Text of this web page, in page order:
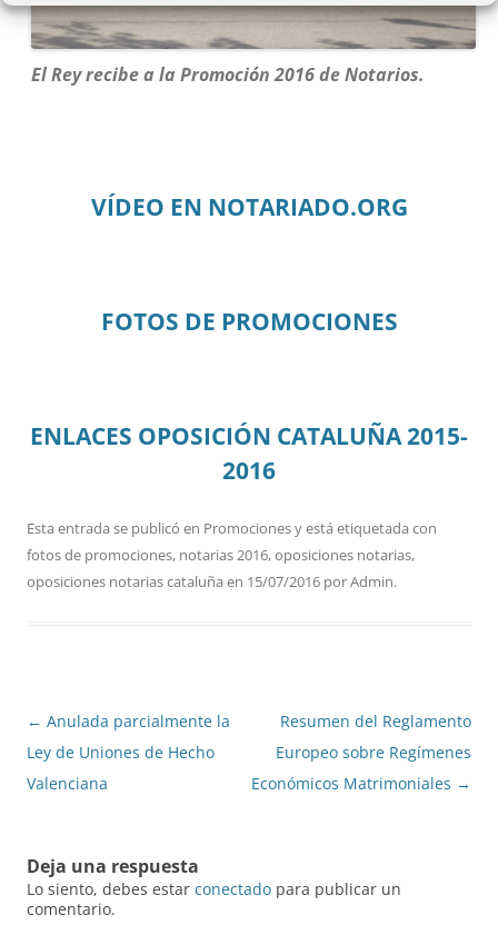
El Rey recibe a la Promoción 2016 de Notarios.
VÍDEO EN NOTARIADO.ORG
FOTOS DE PROMOCIONES
ENLACES OPOSICIÓN CATALUÑA 2015-
2016
Esta entrada se publicó en Promocionesy está etiquetada con
fotos de promociones, notarias 2016,oposiciones notarias,
oposiciones notarias cataluña en 15/07/2016 porAdmin.
Navegación
de
entradas
← Anulada parcialmente la
Ley de Uniones de Hecho
Valenciana
Resumen del Reglamento
Europeo sobre Regímenes
Económicos Matrimoniales →
Deja una respuesta
Lo siento, debes estar conectado para publicar un
comentario.